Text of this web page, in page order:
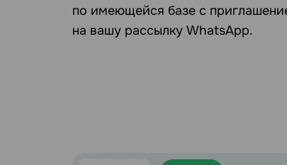
по имеющейся базе с
на вашу рассылку WhatsApp.